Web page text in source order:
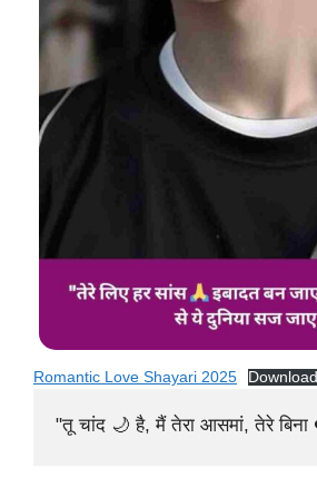
Romantic Love Shayari 2025 Download
"तू चांद 🌙 है, मैं तेरा आसमां, तेरे